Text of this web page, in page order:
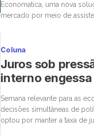
Economatica, uma nova
mercado por meio de
Coluna
Juros sob
interno engessa
Semana relevante para as
decisões simultâneas de
optou por manter a taxa de